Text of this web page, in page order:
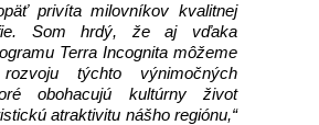
privíta milovníkov kvalitnej
Som hrdý, že aj vďaka
Terra Incognita môžeme
týchto výnimočných
obohacujú kultúrny život
atraktivitu nášho regiónu,“